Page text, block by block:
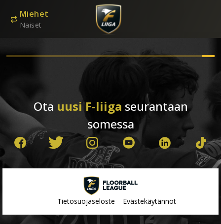
Miehet
Naiset
Ota uusi F-liiga seurantaan
somessa
Tietosuojaseloste Evästekäytännöt